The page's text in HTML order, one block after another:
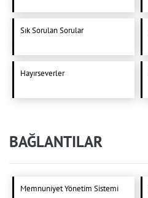
Sık Sorulan Sorular
Hayırseverler
BAĞLANTILAR
Memnuniyet Yönetim Sistemi